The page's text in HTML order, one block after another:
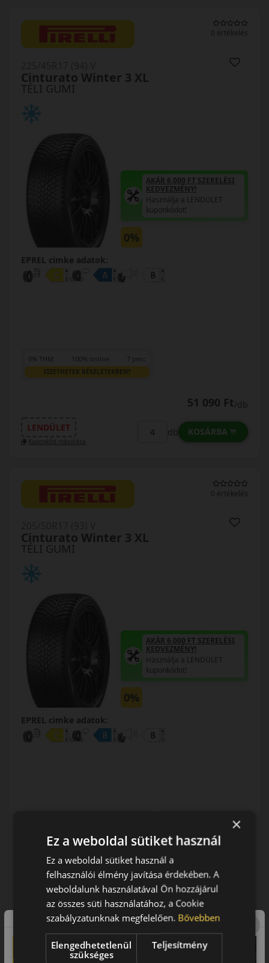
0 értékelés
TÉLI GUMI
Cinturato Winter 3 XL
AKÁR 6.000 FT SZERELÉSI
KEDVEZMÉNY!
Használja a LENDÜLET
kuponkódot!
0%
EPREL cimke adatok:
0% THM 100% online 7 perc
FIZETHETEK RÉSZLETEKBEN?
51 090 Ft/db
LENDÜLET
Kuponkód másolása
db KOSÁRBA
0 értékelés
TÉLI GUMI
Cinturato Winter 3 XL
AKÁR 6.000 FT SZERELÉSI
KEDVEZMÉNY!
Használja a LENDÜLET
kuponkódot!
0%
EPREL cimke adatok:
LENDÜLET
Kuponkód másolása
db KOSÁRBA
×
Ez a weboldal sütiket használ
Ez a weboldal sütiket használ a
felhasználói élmény javítása érdekében. A
weboldalunk használatával Ön hozzájárul
az összes süti használatához, a Cookie
szabályzatunknak megfelelően. Bővebben
Elengedhetetlenül
szükséges
Teljesítmény